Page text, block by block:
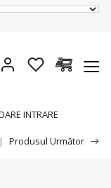
INTRARE
| Produsul Următor